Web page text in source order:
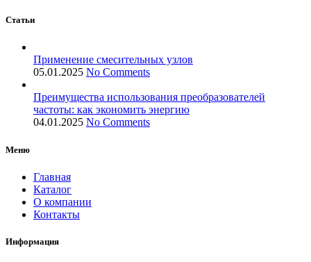
Статьи
Применение смесительных узлов
05.01.2025 No Comments
Преимущества использования преобразователей
частоты: как экономить энергию
04.01.2025 No Comments
Меню
Главная
Каталог
О компании
Контакты
Информация